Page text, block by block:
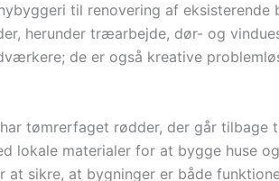
til renovering af
herunder træarbejde, dør- og
de er også kreative
tømrerfaget rødder, der går tilbage
lokale materialer for at bygge huse
at sikre, at bygninger er både